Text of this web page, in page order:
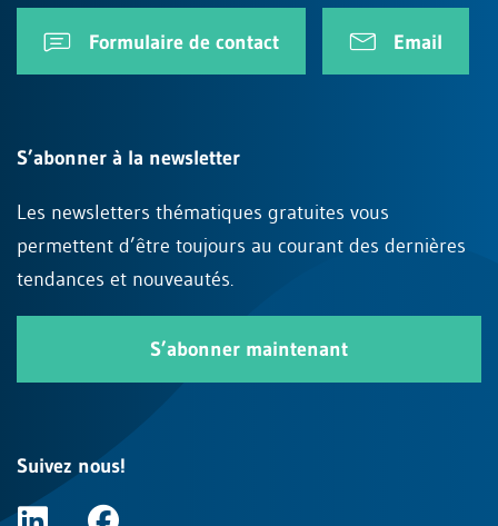
Formulaire de contact Email
S’abonner à la newsletter
Les newsletters thématiques gratuites vous
permettent d’être toujours au courant des dernières
tendances et nouveautés.
S’abonner maintenant
Suivez nous!